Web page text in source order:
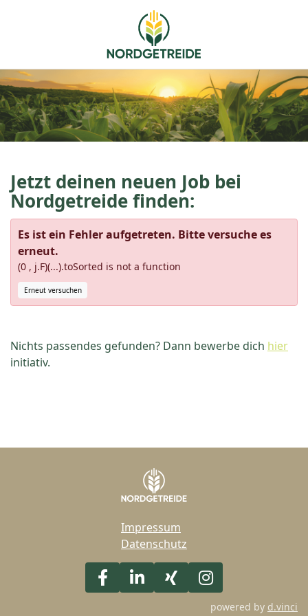
Jetzt deinen neuen Job bei
Nordgetreide finden:
Es ist ein Fehler aufgetreten. Bitte versuche es
erneut.
(0 , j.F)(...).toSorted is not a function
Erneut versuchen
Nichts passendes gefunden? Dann bewerbe dich hier
initiativ.
Impressum
Datenschutz
powered by d.vinci